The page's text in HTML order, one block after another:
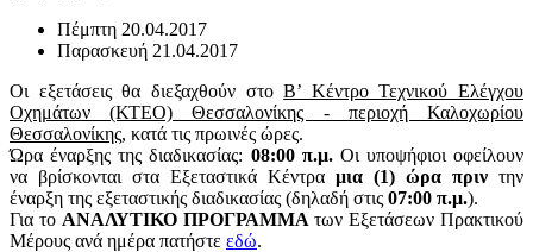
Πέμπτη 20.04.2017
Παρασκευή 21.04.2017
Οι εξετάσεις θα διεξαχθούν στοΒ’ Κέντρο Τεχνικού Ελέγχου
Οχημάτων (ΚΤΕΟ) Θεσσαλονίκης - περιοχή Καλοχωρίου
Θεσσαλονίκης, κατά τις πρωινές ώρες.
Ώρα έναρξης της διαδικασίας: 08:00 π.μ.Οι υποψήφιοι οφείλουν
να βρίσκονται στα Εξεταστικά Κέντρα μια (1) ώρα πριν την
έναρξη της εξεταστικής διαδικασίας (δηλαδή στις 07:00 π.μ.).
Για το ΑΝΑΛΥΤΙΚΟ ΠΡΟΓΡΑΜΜΑ των Εξετάσεων Πρακτικού
Μέρους ανά ημέρα πατήστε εδώ.